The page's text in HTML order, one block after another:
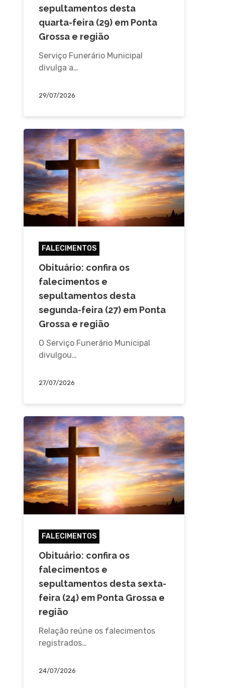
sepultamentos desta
quarta-feira (29) em Ponta
Grossa e região
Serviço Funerário Municipal
divulga a…
29/07/2026
FALECIMENTOS
Obituário: confira os
falecimentos e
sepultamentos desta
segunda-feira (27) em Ponta
Grossa e região
O Serviço Funerário Municipal
divulgou…
27/07/2026
FALECIMENTOS
Obituário: confira os
falecimentos e
sepultamentos desta sexta-
feira (24) em Ponta Grossa e
região
Relação reúne os falecimentos
registrados…
24/07/2026